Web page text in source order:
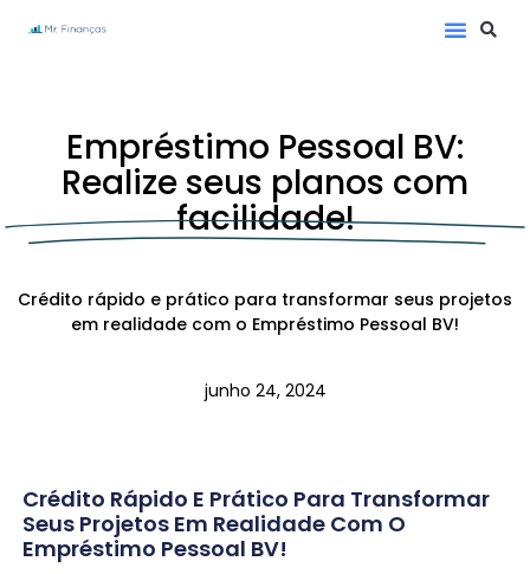
Empréstimo Pessoal BV:
Realize seus planos com
facilidade!
Crédito rápido e prático para transformar seus projetos
em realidade com o Empréstimo Pessoal BV!
junho 24, 2024
Crédito Rápido E Prático Para Transformar
Seus Projetos Em Realidade Com O
Empréstimo Pessoal BV!